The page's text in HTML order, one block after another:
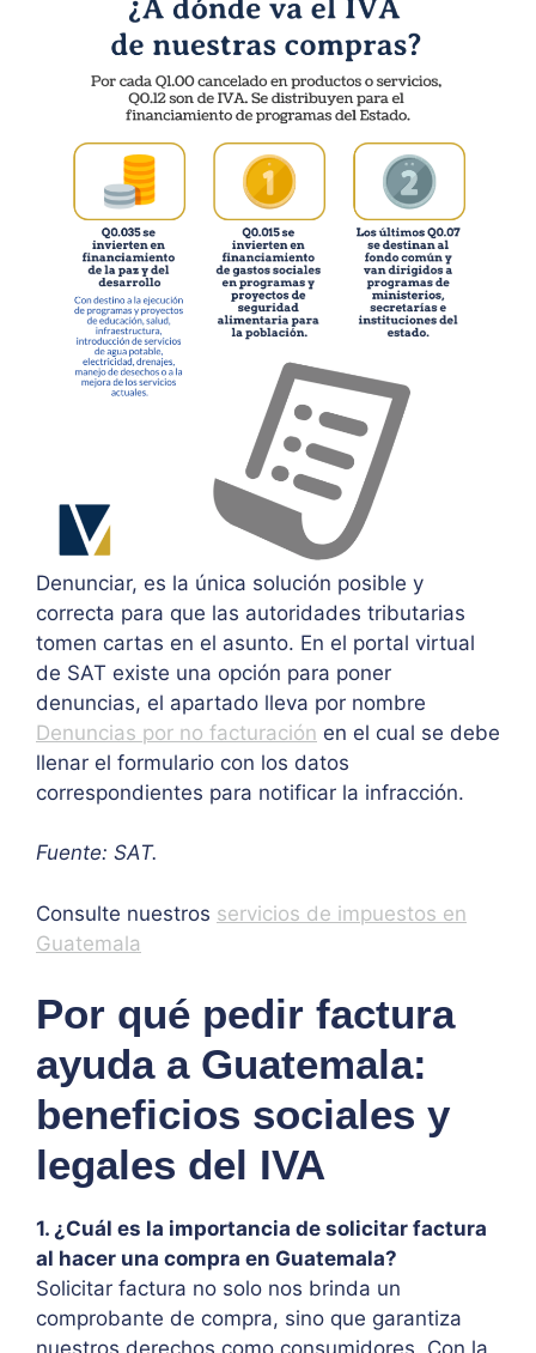
Denunciar, es la única solución posible y
correcta para que las autoridades tributarias
tomen cartas en el asunto. En el portal virtual
de SAT existe una opción para poner
denuncias, el apartado lleva por nombre
Denuncias por no facturación en el cual se debe
llenar el formulario con los datos
correspondientes para notificar la infracción.
Fuente: SAT.
Consulte nuestros servicios de impuestos en
Guatemala
Por qué pedir factura
ayuda a Guatemala:
beneficios sociales y
legales del IVA
1. ¿Cuál es la importancia de solicitar factura
al hacer una compra en Guatemala?
Solicitar factura no solo nos brinda un
comprobante de compra, sino que garantiza